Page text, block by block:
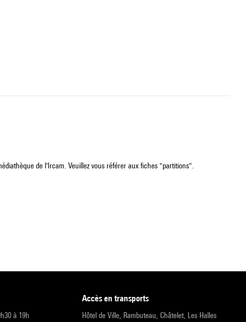
de l'Ircam. Veuillez vous référer aux fiches "partitions".
à 19h
accès en transports
Hôtel de Ville, Rambuteau, Châtelet, Les Halles